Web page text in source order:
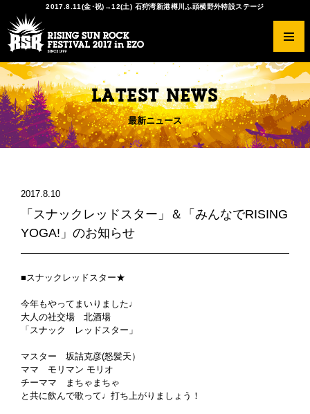
2017.8.11(金･祝)→12(土) 石狩湾新港樽川ふ頭横野外特設ステージ
LATEST NEWS
最新ニュース
2017.8.10
「スナックレッドスター」＆「みんなでRISING
YOGA!」のお知らせ
■スナックレッドスター★
今年もやってまいりました♩
大人の社交場 北酒場
「スナック レッドスター」
マスター 坂詰克彦(怒髪天）
ママ モリマン モリオ
チーママ まちゃまちゃ
と共に飲んで歌って♩打ち上がりましょう！
RSRとは？
開催概要
ヒストリー
注意事項
ご来場の前に必ずお読みください
ラインナップ
タイムテーブル
RISING★STAR
RED STAR CAFE
チケットの種類
先行予約
一般発売
チケットのトレードに関して
出店情報
会場マップ
オフィシャルダイニング チュプ
キッズガーデン
アクセスガイド
オフィシャルツアー
協賛・特別協力
サンクスショップ
THE SOLAR BUDOKAN IN EZO
サービス
オフィシャルグッズ
Tシャツデザインコンペ
写真ギャラリー2017
スマイルギャラリー2016
写真ギャラリー2016